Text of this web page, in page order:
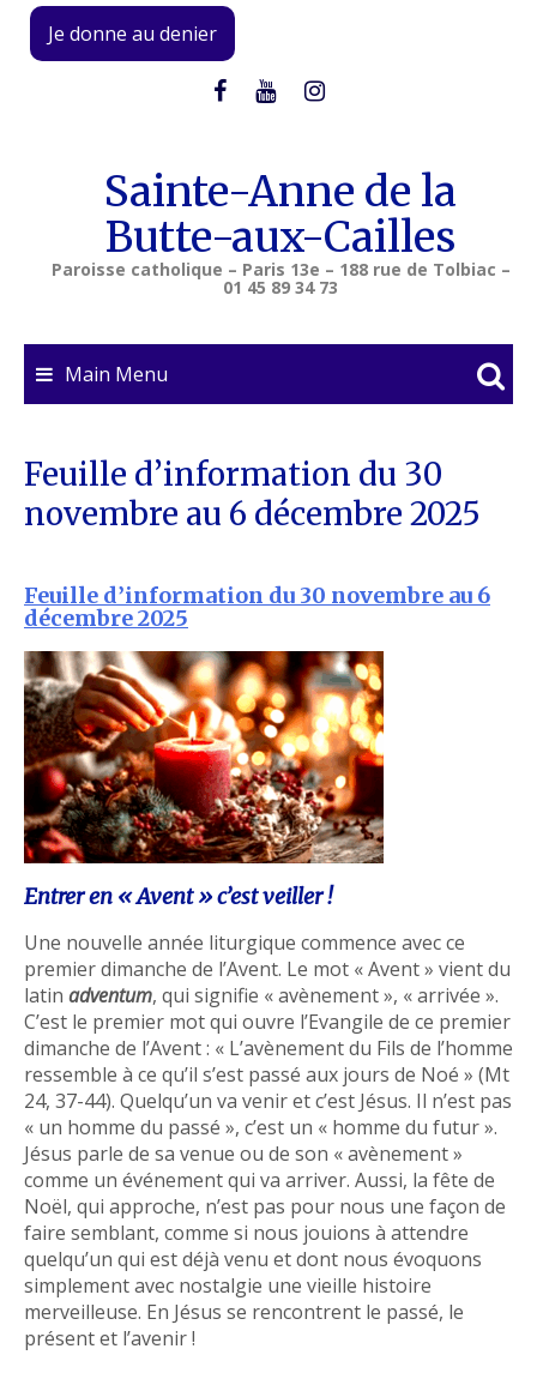
Skip
content
Je donne au denier
Sainte-Anne de la
Butte-aux-Cailles
Paroisse catholique – Paris 13e – 188 rue de Tolbiac –
01 45 89 34 73
Main Menu
Feuille d’information du 30
novembre au 6 décembre 2025
Feuille d’information du 30 novembre au 6
décembre 2025
Entrer en « Avent » c’est veiller !
Une nouvelle année liturgique commence avec ce
premier dimanche de l’Avent. Le mot « Avent » vient du
latin adventum, qui signifie « avènement », « arrivée ».
C’est le premier mot qui ouvre l’Evangile de ce premier
dimanche de l’Avent : « L’avènement du Fils de l’homme
ressemble à ce qu’il s’est passé aux jours de Noé » (Mt
24, 37-44). Quelqu’un va venir et c’est Jésus. Il n’est pas
« un homme du passé », c’est un « homme du futur ».
Jésus parle de sa venue ou de son « avènement »
comme un événement qui va arriver. Aussi, la fête de
Noël, qui approche, n’est pas pour nous une façon de
faire semblant, comme si nous jouions à attendre
quelqu’un qui est déjà venu et dont nous évoquons
simplement avec nostalgie une vieille histoire
merveilleuse. En Jésus se rencontrent le passé, le
présent et l’avenir !